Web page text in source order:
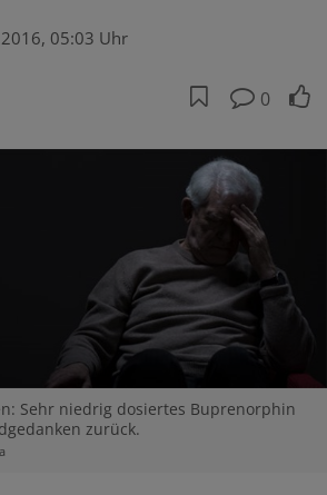
05:03 Uhr
0
Sehr niedrig dosiertes Buprenorphin
zurück.